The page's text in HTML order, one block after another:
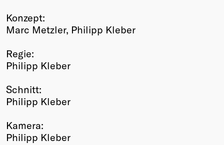
Konzept:
Marc Metzler, Philipp Kleber
Regie:
Philipp Kleber
Schnitt:
Philipp Kleber
Kamera:
Philipp Kleber